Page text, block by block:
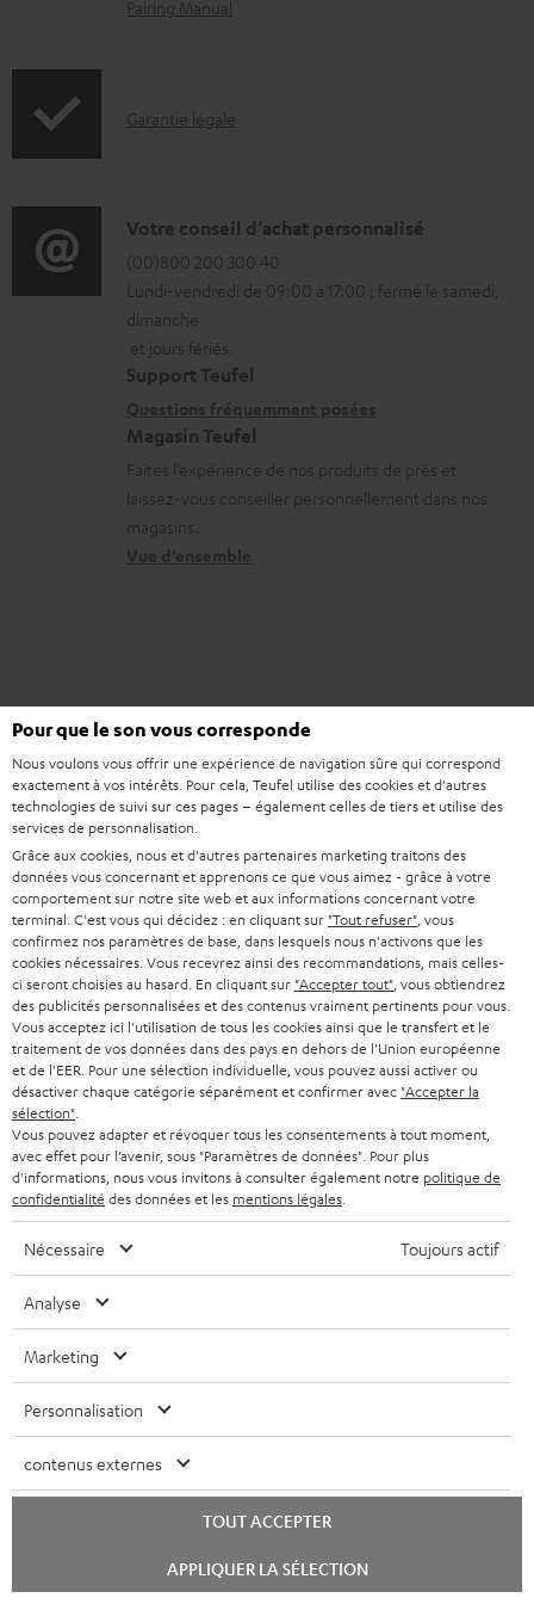
e
s
l
é
c
h
a
g
e
a
Pairing Manual
I
o
r
m
a
t
o
n
s
i
v
e
s
à
l
a
g
a
r
a
n
t
i
e
Garantie légale
D
é
t
a
i
s
c
o
Votre conseil d'achat personnalisé
(00)800 200 300 40
Lundi-vendredi de 09:00 à 17:00 ; fermé le samedi,
dimanche
et jours fériés.
Support Teufel
Magasin Teufel
Faites l’expérience de nos produits de près et
laissez-vous conseiller personnellement dans nos
magasins.
8 semaines d'essai
Retours sans frais
Service client à vie
Plus de 45 ans d'expertise
Teufel adhère à la Fédération du e-commerce et de la vente à distance (Fevad) et à sa charte
qualité. La Fevad est membre du réseau européen Ecommerce Europe Trustmark.
Technologies audio, modes, conseils & astuces
chat
Pour que le son vous corresponde
Nous voulons vous offrir une expérience de navigation sûre qui correspond
exactement à vos intérêts. Pour cela, Teufel utilise des cookies et d'autres
technologies de suivi sur ces pages – également celles de tiers et utilise des
services de personnalisation.
Grâce aux cookies, nous et d'autres partenaires marketing traitons des
données vous concernant et apprenons ce que vous aimez - grâce à votre
comportement sur notre site web et aux informations concernant votre
terminal. C'est vous qui décidez : en cliquant sur "Tout refuser" , vous
confirmez nos paramètres de base, dans lesquels nous n'activons que les
cookies nécessaires. Vous recevrez ainsi des recommandations, mais celles-
ci seront choisies au hasard. En cliquant sur "Accepter tout" , vous obtiendrez
des publicités personnalisées et des contenus vraiment pertinents pour vous.
Vous acceptez ici l'utilisation de tous les cookies ainsi que le transfert et le
traitement de vos données dans des pays en dehors de l'Union européenne
et de l'EER. Pour une sélection individuelle, vous pouvez aussi activer ou
désactiver chaque catégorie séparément et confirmer avec "Accepter la
sélection"
Vous pouvez adapter et révoquer tous les consentements à tout moment,
avec effet pour l’avenir, sous "Paramètres de données". Pour plus
d'informations, nous vous invitons à consulter également notre politique de
confidentialité des données et les mentions légales
Nécessaire Toujours actif
Analyse
Marketing
Personnalisation
contenus externes
TOUT ACCEPTER
APPLIQUER LA SÉLECTION